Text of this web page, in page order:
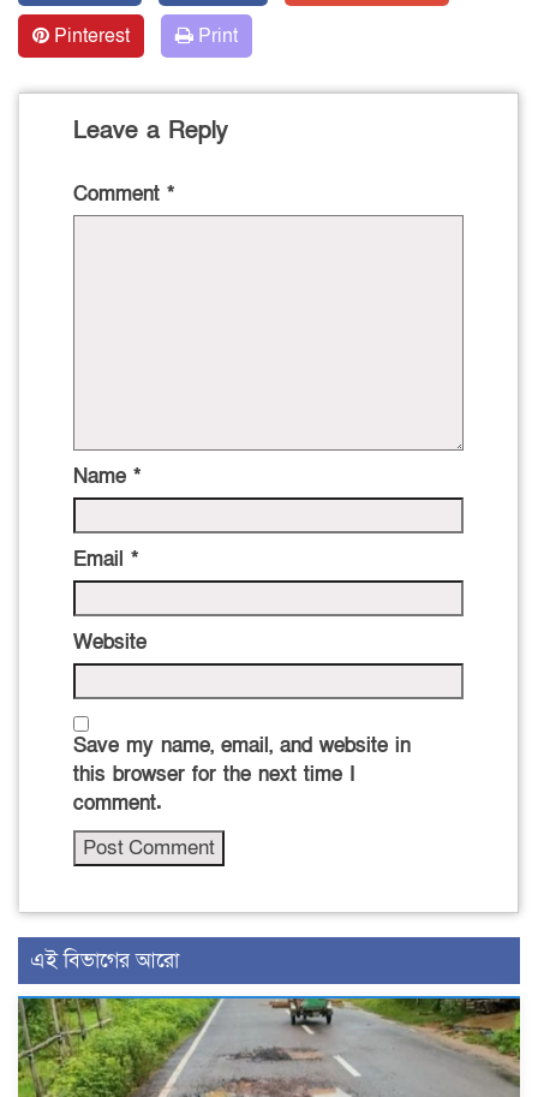
Pinterest
Print
Leave a Reply
Comment *
Name *
Email *
Website
Save my name, email, and website in
this browser for the next time I
comment.
এই বিভাগের আরো